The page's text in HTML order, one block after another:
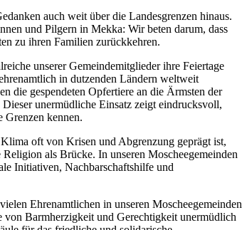
auch weit über die Landesgrenzen hinaus.
und Pilgern in Mekka: Wir beten darum, dass
zu ihren Familien zurückkehren.
unserer Gemeindemitglieder ihre Feiertage
in dutzenden Ländern weltweit
die gespendeten Opfertiere an die Ärmsten der
unermüdliche Einsatz zeigt eindrucksvoll,
Grenzen kennen.
oft von Krisen und Abgrenzung geprägt ist,
als Brücke. In unseren Moscheegemeinden
Initiativen, Nachbarschaftshilfe und
Ehrenamtlichen in unseren Moscheegemeinden
von Barmherzigkeit und Gerechtigkeit unermüdlich